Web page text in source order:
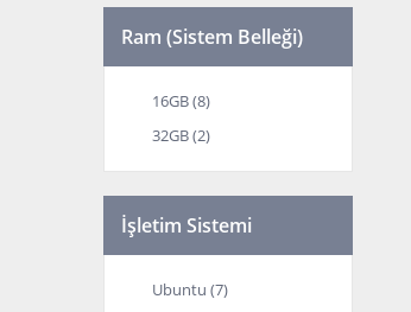
Ram (Sistem Belleği)
16GB (8)
32GB (2)
İşletim Sistemi
Ubuntu (7)